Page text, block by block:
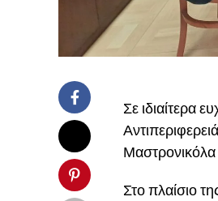
Σε ιδιαίτερα
Μαστρονικόλα
Στο πλαίσιο